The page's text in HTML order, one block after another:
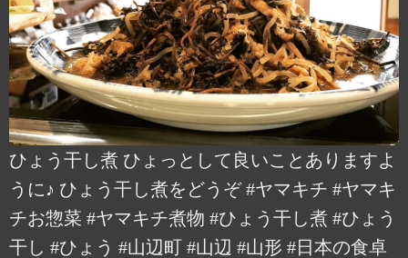
ひょう干し煮 ひょっとして良いことありますよ
うに♪ ひょう干し煮をどうぞ #ヤマキチ #ヤマキ
チお惣菜 #ヤマキチ煮物 #ひょう干し煮 #ひょう
干し #ひょう #山辺町 #山辺 #山形 #日本の食卓